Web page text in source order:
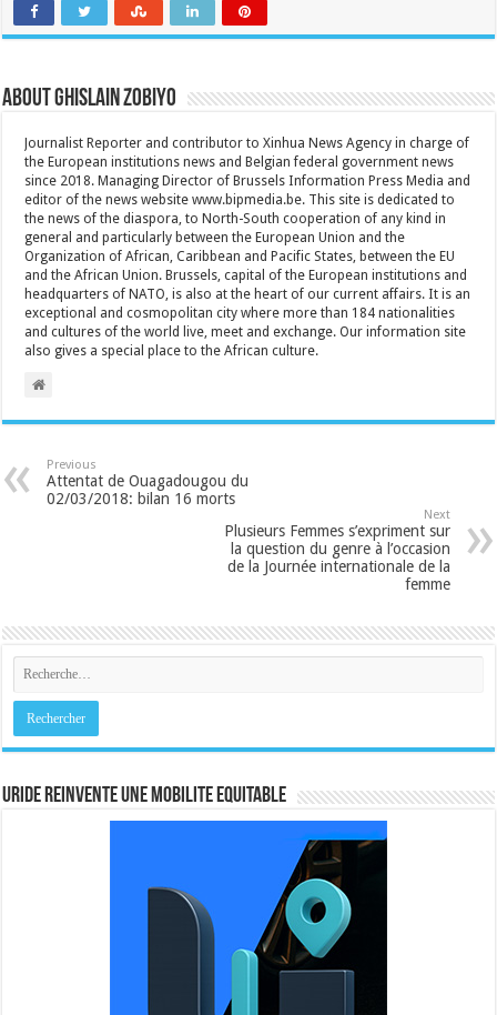
About Ghislain Zobiyo
Journalist Reporter and contributor to Xinhua News Agency in charge of
the European institutions news and Belgian federal government news
since 2018. Managing Director of Brussels Information Press Media and
editor of the news website www.bipmedia.be. This site is dedicated to
the news of the diaspora, to North-South cooperation of any kind in
general and particularly between the European Union and the
Organization of African, Caribbean and Pacific States, between the EU
and the African Union. Brussels, capital of the European institutions and
headquarters of NATO, is also at the heart of our current affairs. It is an
exceptional and cosmopolitan city where more than 184 nationalities
and cultures of the world live, meet and exchange. Our information site
also gives a special place to the African culture.
Previous
Attentat de Ouagadougou du
02/03/2018: bilan 16 morts
Next
Plusieurs Femmes s’expriment sur
la question du genre à l’occasion
de la Journée internationale de la
femme
URIDE REINVENTE UNE MOBILITE EQUITABLE